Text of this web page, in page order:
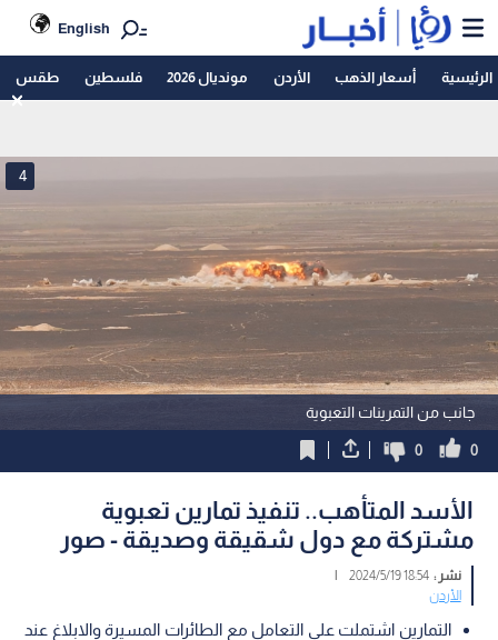
English
الرئيسية أسعار الذهب الأردن مونديال 2026 فلسطين طقس
جانب من التمرينات التعبوية
4
0
0
الأسد المتأهب.. تنفيذ تمارين تعبوية
مشتركة مع دول شقيقة وصديقة - صور
نشر :18:54 2024/5/19
|
الأردن
التمارين اشتملت على التعامل مع الطائرات المسيرة والابلاغ عند